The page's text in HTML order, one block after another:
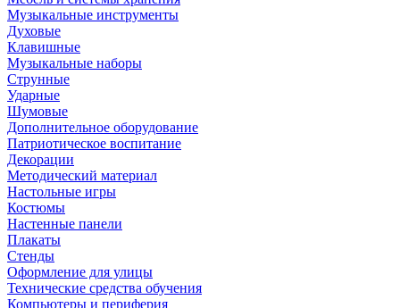
Музыкальные инструменты
Духовые
Клавишные
Музыкальные наборы
Струнные
Ударные
Шумовые
Дополнительное оборудование
Патриотическое воспитание
Декорации
Методический материал
Настольные игры
Костюмы
Настенные панели
Плакаты
Стенды
Оформление для улицы
Технические средства обучения
Компьютеры и периферия